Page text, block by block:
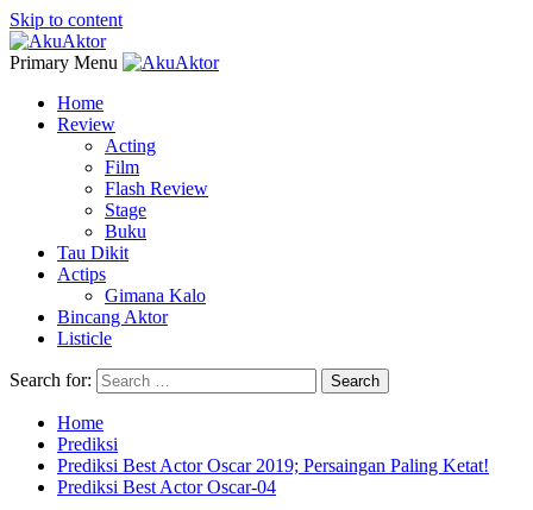
Skip to content
Primary Menu
Home
Review
Acting
Film
Flash Review
Stage
Buku
Tau Dikit
Actips
Gimana Kalo
Bincang Aktor
Listicle
Search for:
Home
Prediksi
Prediksi Best Actor Oscar 2019; Persaingan Paling Ketat!
Prediksi Best Actor Oscar-04